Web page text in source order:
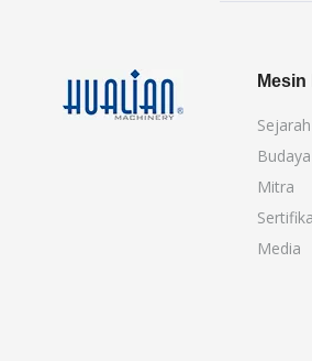
Mesin
Sejarah
Mitra
Media